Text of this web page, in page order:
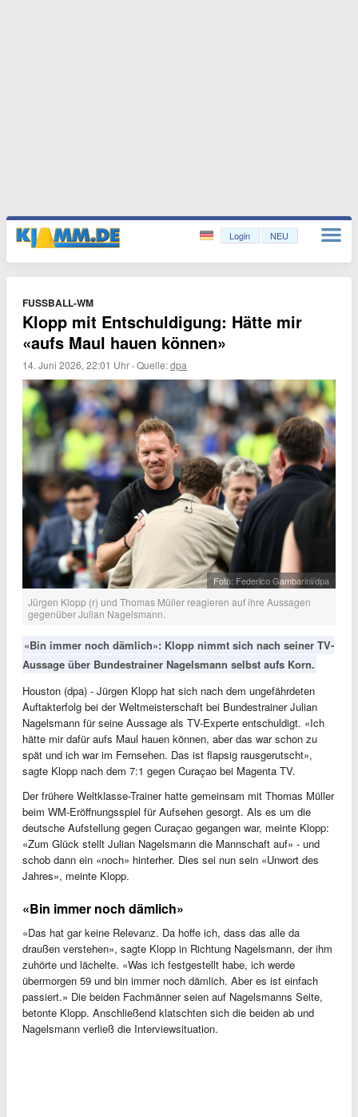
Login NEU
FUSSBALL-WM
Klopp mit Entschuldigung: Hätte mir
«aufs Maul hauen können»
14. Juni 2026, 22:01 Uhr ·Quelle:dpa
Foto: Federico Gambarini/dpa
Jürgen Klopp (r) und Thomas Müller reagieren auf ihre Aussagen
gegenüber Julian Nagelsmann.
«Bin immer noch dämlich»: Klopp nimmt sich nach seiner TV-
Aussage über Bundestrainer Nagelsmann selbst aufs Korn.
Houston (dpa) - Jürgen Klopp hat sich nach dem ungefährdeten
Auftakterfolg bei der Weltmeisterschaft bei Bundestrainer Julian
Nagelsmann für seine Aussage als TV-Experte entschuldigt. «Ich
hätte mir dafür aufs Maul hauen können, aber das war schon zu
spät und ich war im Fernsehen. Das ist flapsig rausgerutscht»,
sagte Klopp nach dem 7:1 gegen Curaçao bei Magenta TV.
Der frühere Weltklasse-Trainer hatte gemeinsam mit Thomas Müller
beim WM-Eröffnungsspiel für Aufsehen gesorgt. Als es um die
deutsche Aufstellung gegen Curaçao gegangen war, meinte Klopp:
«Zum Glück stellt Julian Nagelsmann die Mannschaft auf» - und
schob dann ein «noch» hinterher. Dies sei nun sein «Unwort des
Jahres», meinte Klopp.
«Bin immer noch dämlich»
«Das hat gar keine Relevanz. Da hoffe ich, dass das alle da
draußen verstehen», sagte Klopp in Richtung Nagelsmann, der ihm
zuhörte und lächelte. «Was ich festgestellt habe, ich werde
übermorgen 59 und bin immer noch dämlich. Aber es ist einfach
passiert.» Die beiden Fachmänner seien auf Nagelsmanns Seite,
betonte Klopp. Anschließend klatschten sich die beiden ab und
Nagelsmann verließ die Interviewsituation.